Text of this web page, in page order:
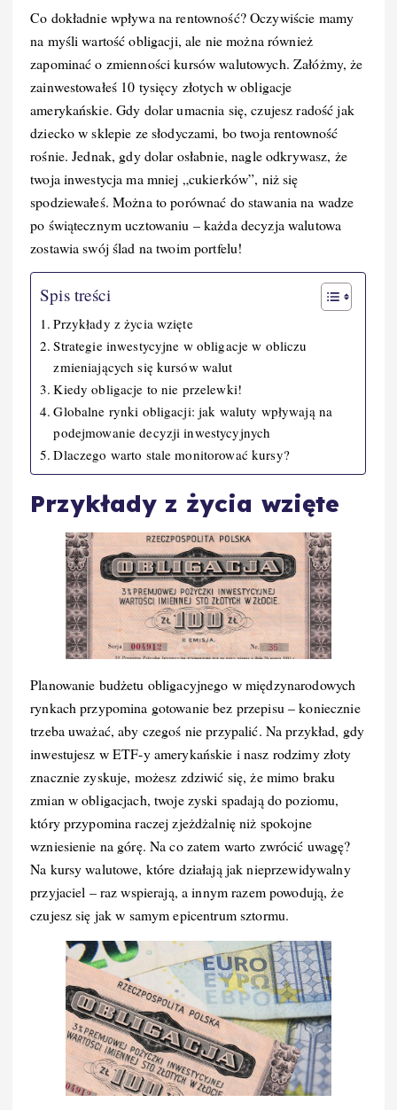
Co dokładnie wpływa na rentowność? Oczywiście mamy
na myśli wartość obligacji, ale nie można również
zapominać o zmienności kursów walutowych. Załóżmy, że
zainwestowałeś 10 tysięcy złotych w obligacje
amerykańskie. Gdy dolar umacnia się, czujesz radość jak
dziecko w sklepie ze słodyczami, bo twoja rentowność
rośnie. Jednak, gdy dolar osłabnie, nagle odkrywasz, że
twoja inwestycja ma mniej „cukierków”, niż się
spodziewałeś. Można to porównać do stawania na wadze
po świątecznym ucztowaniu – każda decyzja walutowa
zostawia swój ślad na twoim portfelu!
Spis treści
Przykłady z życia wzięte
Strategie inwestycyjne w obligacje w obliczu
zmieniających się kursów walut
Kiedy obligacje to nie przelewki!
Globalne rynki obligacji: jak waluty wpływają na
podejmowanie decyzji inwestycyjnych
Dlaczego warto stale monitorować kursy?
Przykłady z życia wzięte
Planowanie budżetu obligacyjnego w międzynarodowych
rynkach przypomina gotowanie bez przepisu – koniecznie
trzeba uważać, aby czegoś nie przypalić. Na przykład, gdy
inwestujesz w ETF-y amerykańskie i nasz rodzimy złoty
znacznie zyskuje, możesz zdziwić się, że mimo braku
zmian w obligacjach, twoje zyski spadają do poziomu,
który przypomina raczej zjeżdżalnię niż spokojne
wzniesienie na górę. Na co zatem warto zwrócić uwagę?
Na kursy walutowe, które działają jak nieprzewidywalny
przyjaciel – raz wspierają, a innym razem powodują, że
czujesz się jak w samym epicentrum sztormu.